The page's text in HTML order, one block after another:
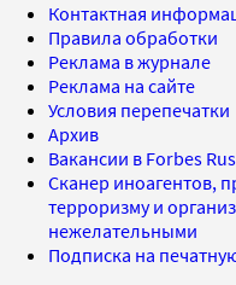
Контактная
Правила обработки
Реклама в журнале
Реклама на сайте
Условия перепечатки
Архив
Вакансии в Forbes
Сканер иноагентов,
терроризму и
нежелательными
Подписка на